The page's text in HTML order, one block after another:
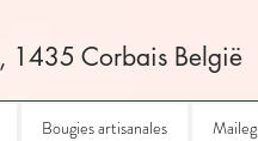
1435 Corbais België
Bougies artisanales Maileg